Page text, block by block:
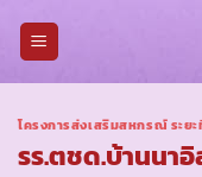
โครงการส่งเสริมสหกรณ์ ระยะ
รร.ตชด.บ้านนาอิ